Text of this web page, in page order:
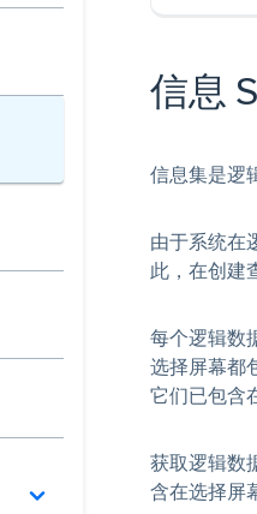
信息
信息集是逻
由于系统在
此，在创建
每个逻辑数
选择屏幕都
它们已包含
获取逻辑数
含在选择屏